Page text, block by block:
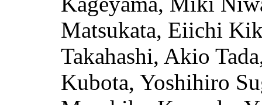
Matsukata, Eiichi
Takahashi, Akio
Kubota, Yoshihiro